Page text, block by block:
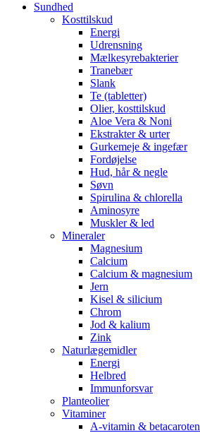
Sundhed
Kosttilskud
Energi
Udrensning
Mælkesyrebakterier
Tranebær
Slank
Te (tabletter)
Olier, kosttilskud
Aloe Vera & Noni
Ekstrakter & urter
Gurkemeje & ingefær
Fordøjelse
Hud, hår & negle
Søvn
Spirulina & chlorella
Aminosyre
Muskler & led
Mineraler
Magnesium
Calcium
Calcium & magnesium
Jern
Kisel & silicium
Chrom
Jod & kalium
Zink
Naturlægemidler
Energi
Helbred
Immunforsvar
Planteolier
Vitaminer
A-vitamin & betacaroten